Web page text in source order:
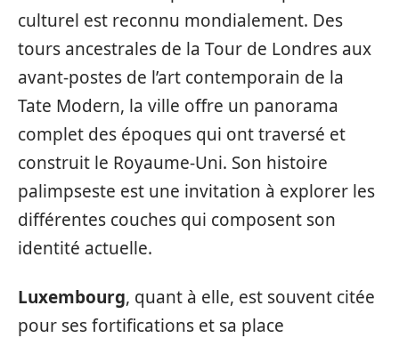
culturel est reconnu mondialement. Des
tours ancestrales de la Tour de Londres aux
avant-postes de l’art contemporain de la
Tate Modern, la ville offre un panorama
complet des époques qui ont traversé et
construit le Royaume-Uni. Son histoire
palimpseste est une invitation à explorer les
différentes couches qui composent son
identité actuelle.
Luxembourg, quant à elle, est souvent citée
pour ses fortifications et sa place